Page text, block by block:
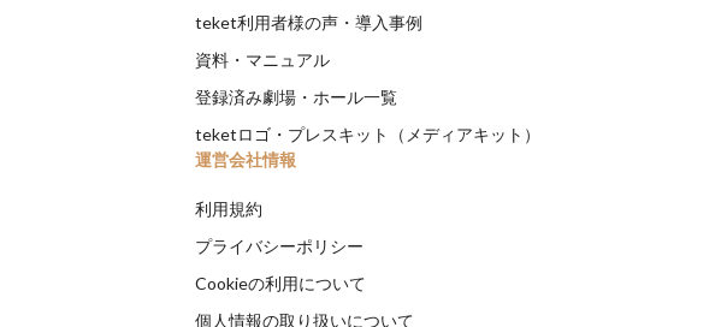
teket利用者様の声・導入事例
資料・マニュアル
登録済み劇場・ホール一覧
teketロゴ・プレスキット（メディアキット）
運営会社情報
利用規約
プライバシーポリシー
Cookieの利用について
個人情報の取り扱いについて